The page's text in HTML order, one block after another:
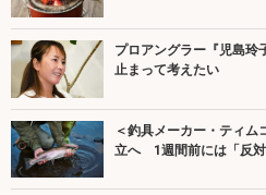
プロアングラー『児島
止まって考えたい
＜釣具メーカー・ティ
立へ 1週間前には「反対